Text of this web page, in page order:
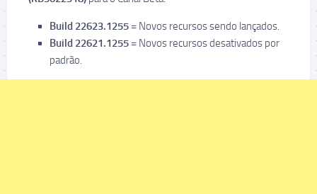
Build 22623.1255 = Novos recursos sendo lançados.
Build 22621.1255 = Novos recursos desativados por
padrão.